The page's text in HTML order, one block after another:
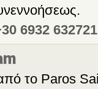
6932 632721
το Paros